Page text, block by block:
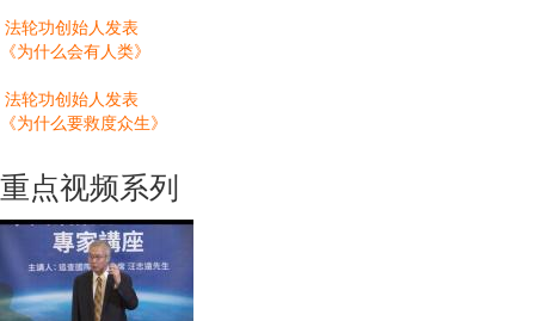
法轮功创始人发表
《为什么会有人类》
法轮功创始人发表
《为什么要救度众生》
重点视频系列